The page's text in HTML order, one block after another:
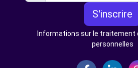
S'inscrire
Informations sur le traitement
personnelles